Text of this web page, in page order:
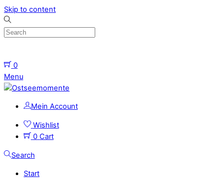
Skip to content
0
Menu
Mein Account
Wishlist
0 Cart
Search
Start